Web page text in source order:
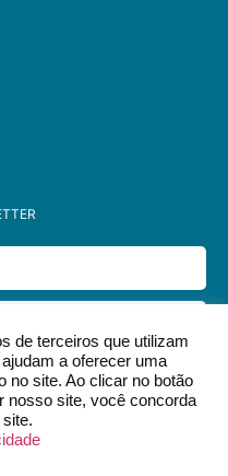
de terceiros que utilizam
a oferecer uma
no site. Ao clicar no botão
nosso site, você concorda